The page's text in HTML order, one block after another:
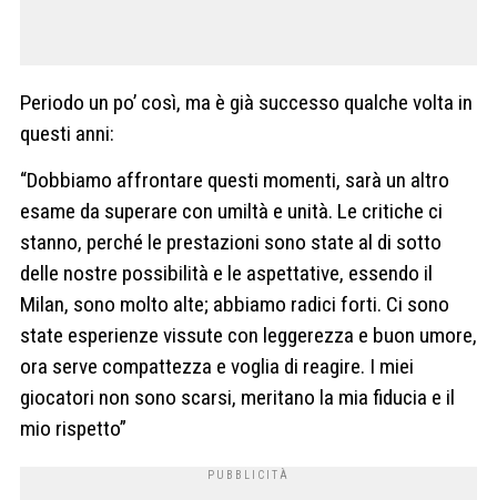
Periodo un po’ così, ma è già successo qualche volta in
questi anni:
“Dobbiamo affrontare questi momenti, sarà un altro
esame da superare con umiltà e unità. Le critiche ci
stanno, perché le prestazioni sono state al di sotto
delle nostre possibilità e le aspettative, essendo il
Milan, sono molto alte; abbiamo radici forti. Ci sono
state esperienze vissute con leggerezza e buon umore,
ora serve compattezza e voglia di reagire. I miei
giocatori non sono scarsi, meritano la mia fiducia e il
mio rispetto”